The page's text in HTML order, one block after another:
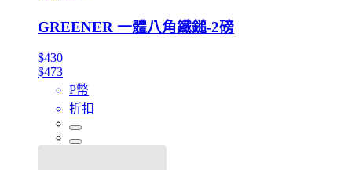
GREENER 一體八角鐵鎚-2磅
$430
$473
P幣
折扣